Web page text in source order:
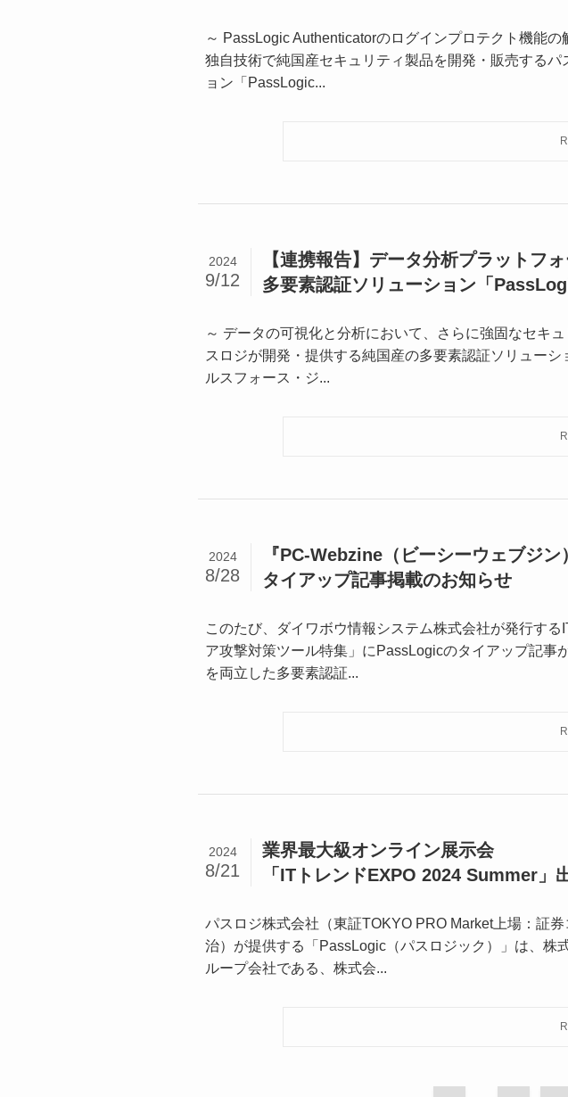
～ PassLogic Authenticatorのログインプロテクト機能
独自技術で純国産セキュリティ製品を開発・販売する
ョン「PassLogic...
【連携報告】データ分析プラットフ
多要素認証ソリューション「
2024
9/12
～ データの可視化と分析において、さらに強固なセキ
スロジが開発・提供する純国産の多要素認証ソリュー
ルスフォース・ジ...
『PC-Webzine（ビーシーウェブジン
タイアップ記事掲載のお知らせ
2024
8/28
このたび、ダイワボウ情報システム株式会社が発行す
ア攻撃対策ツール特集」にPassLogicのタイアップ記事
を両立した多要素認証...
業界最大級オンライン展示会
「ITトレンドEXPO 2024 Summer」
2024
8/21
パスロジ株式会社（東証TOKYO PRO Market上場：証
治）が提供する「PassLogic（パスロジック）」は、株
ループ会社である、株式会...